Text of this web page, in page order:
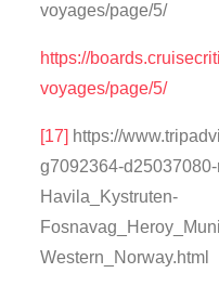
voyages/page/5/
https://
voyages/page/5/
[17] https://
g7092364-
Havila_Kystruten-
Western_Norway.html